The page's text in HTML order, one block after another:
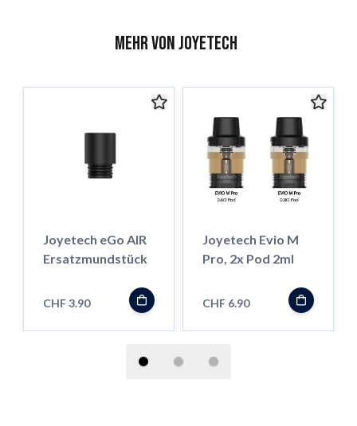
Mehr von Joyetech
Joyetech eGo AIR
Ersatzmundstück
CHF 3.90
Joyetech Evio M
Pro, 2x Pod 2ml
CHF 6.90